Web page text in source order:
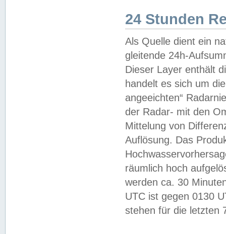
24 Stunden
Als Quelle dient ein
gleitende 24h-
Dieser Layer enthält
handelt es sich um
angeeichten“
der Radar- mit den
Mittelung von
Auflösung. Das
räumlich hoch
werden ca. 30
UTC ist gegen 0130
stehen für die letzten